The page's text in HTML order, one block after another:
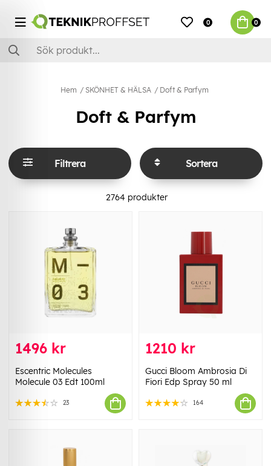
0 0
Hem SKÖNHET & HÄLSA Doft & Parfym
Doft & Parfym
Filtrera Sortera
2764 produkter
1496 kr
Escentric Molecules
Molecule 03 Edt 100ml
23
1210 kr
Gucci Bloom Ambrosia Di
Fiori Edp Spray 50 ml
164